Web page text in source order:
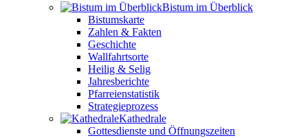
Bistum im Überblick
Bistumskarte
Zahlen & Fakten
Geschichte
Wallfahrtsorte
Heilig & Selig
Jahresberichte
Pfarreienstatistik
Strategieprozess
Kathedrale
Gottesdienste und Öffnungszeiten